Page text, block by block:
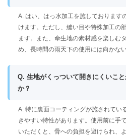
A. はい、はっ水加工を施しております
けます。ただし、縫い目や特殊加工の
ます。また、傘生地の素材感を楽しむ
め、長時間の雨天下の使用には向かな
Q. 生地がくっついて開きにくいこ
か？
A. 特に裏面コーティングが施されてい
きやすい特性があります。使用前に手
いただくと、骨への負担を避けられ、